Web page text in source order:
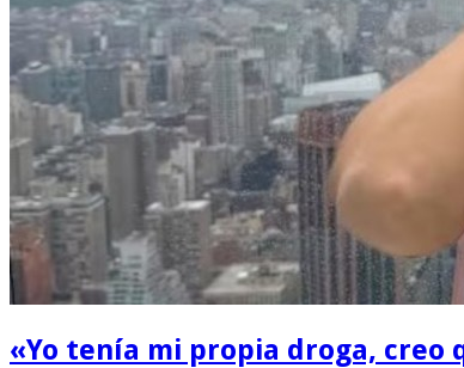
«Yo tenía mi propia droga, creo